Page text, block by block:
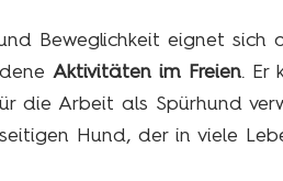
Beweglichkeit eignet
Aktivitäten im Freien. Er
die Arbeit als Spürhund
Hund, der in viele